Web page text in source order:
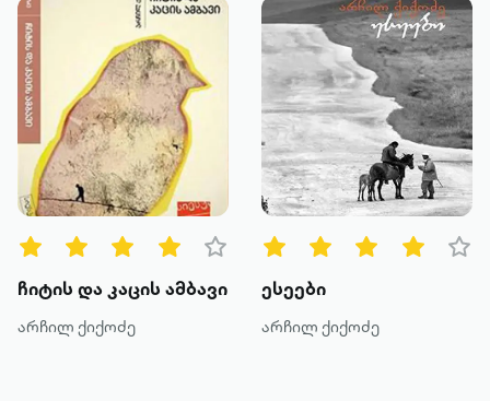
ჩიტის და კაცის ამბავი
არჩილ ქიქოძე
ესეები
არჩილ ქიქოძე